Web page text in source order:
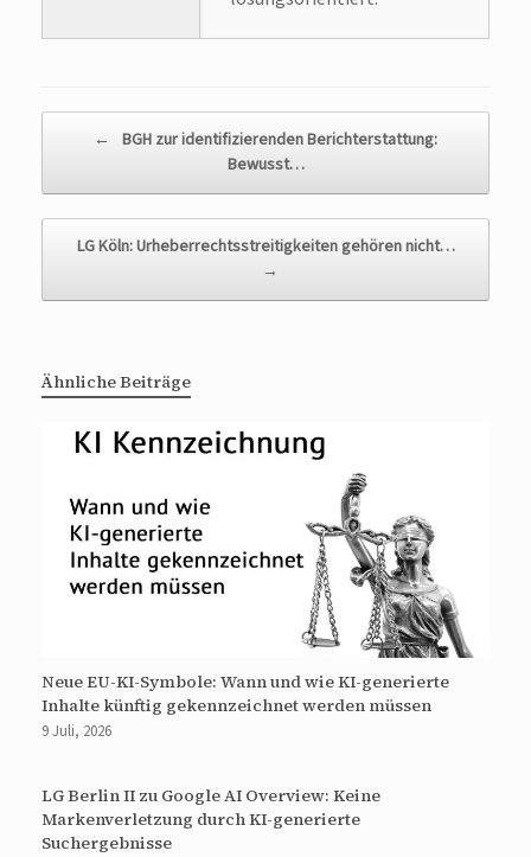
← BGH zur identifizierenden Berichterstattung:
Bewusst…
LG Köln: Urheberrechtsstreitigkeiten gehören nicht…
→
Ähnliche Beiträge
Neue EU-KI-Symbole: Wann und wie KI-generierte
Inhalte künftig gekennzeichnet werden müssen
9 Juli, 2026
LG Berlin II zu Google AI Overview: Keine
Markenverletzung durch KI-generierte
Suchergebnisse